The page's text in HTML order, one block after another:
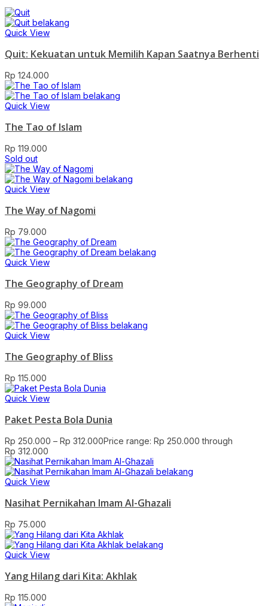
Quick View
Quit: Kekuatan untuk Memilih Kapan Saatnya Berhenti
Rp 124.000
Quick View
The Tao of Islam
Rp 119.000
Sold out
Quick View
The Way of Nagomi
Rp 79.000
Quick View
The Geography of Dream
Rp 99.000
Quick View
The Geography of Bliss
Rp 115.000
Quick View
Paket Pesta Bola Dunia
Rp 250.000 – Rp 312.000Price range: Rp 250.000 through
Rp 312.000
Quick View
Nasihat Pernikahan Imam Al-Ghazali
Rp 75.000
Quick View
Yang Hilang dari Kita: Akhlak
Rp 115.000